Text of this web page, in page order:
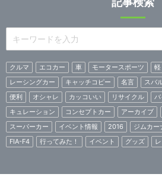
クルマ エコカー 車 モータースポーツ 軽
レーシングカー
キャッチコピー 名言 スバ
便利
オシャレ カッコいい リサイクル
キュレーション
コンセプトカー アーカイブ
スーパーカー
イベント情報 2016 ジムカー
FIA-F4
行ってみた！ イベント グッズ